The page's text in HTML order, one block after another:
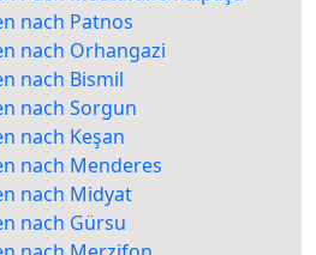
nach Patnos
nach Orhangazi
nach Bismil
nach Sorgun
nach Keşan
nach Menderes
nach Midyat
nach Gürsu